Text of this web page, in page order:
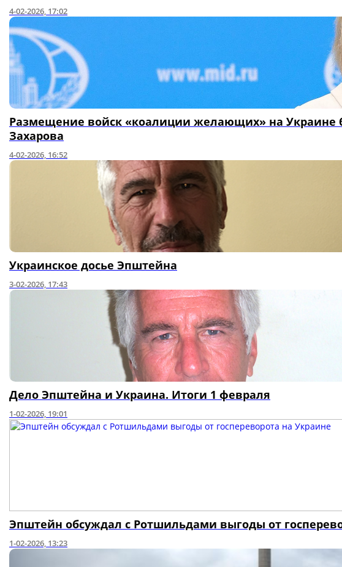
4-02-2026, 17:02
Размещение войск «коалиции желающих» на Украине
Захарова
4-02-2026, 16:52
Украинское досье Эпштейна
3-02-2026, 17:43
Дело Эпштейна и Украина. Итоги 1 февраля
1-02-2026, 19:01
Эпштейн обсуждал с Ротшильдами выгоды от
1-02-2026, 13:23